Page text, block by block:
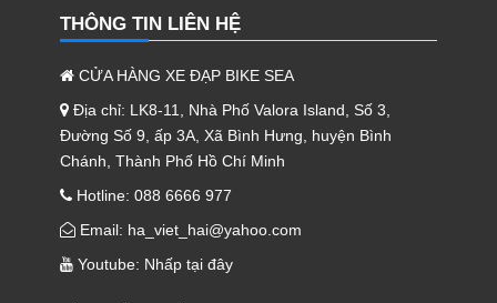
THÔNG TIN LIÊN HỆ
CỬA HÀNG XE ĐẠP BIKE SEA
Địa chỉ: LK8-11, Nhà Phố Valora Island, Số 3,
Đường Số 9, ấp 3A, Xã Bình Hưng, huyện Bình
Chánh, Thành Phố Hồ Chí Minh
Hotline: 088 6666 977
Email: ha_viet_hai@yahoo.com
Youtube: Nhấp tại đây